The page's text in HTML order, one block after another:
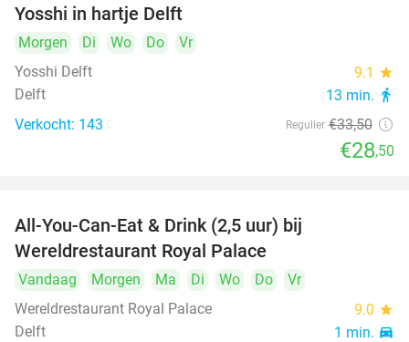
Yosshi in hartje Delft
Morgen Di Wo Do
Vr
Yosshi Delft
9.1 star
Delft 13 min. directions_walk
Verkocht: 143 Regulier €33,50
€28,50
All-You-Can-Eat & Drink (2,5 uur) bij
Wereldrestaurant Royal Palace
Vandaag Morgen Ma Di Wo Do
Vr
Wereldrestaurant Royal Palace
9.0 star
Delft 1 min. directions_car